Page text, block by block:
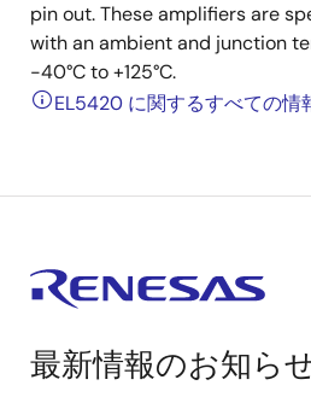
pin out. These amplifiers are
with an ambient and junction
-40°C to +125°C.
EL5420 に関するすべての情
最新情報のお知ら